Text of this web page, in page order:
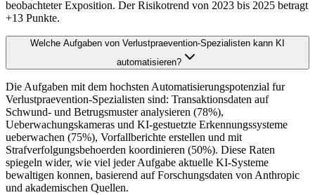
beobachteter Exposition. Der Risikotrend von 2023 bis 2025 betragt
+13 Punkte.
Welche Aufgaben von Verlustpraevention-Spezialisten kann KI
automatisieren?
Die Aufgaben mit dem hochsten Automatisierungspotenzial fur
Verlustpraevention-Spezialisten sind: Transaktionsdaten auf
Schwund- und Betrugsmuster analysieren (78%),
Ueberwachungskameras und KI-gestuetzte Erkennungssysteme
ueberwachen (75%), Vorfallberichte erstellen und mit
Strafverfolgungsbehoerden koordinieren (50%). Diese Raten
spiegeln wider, wie viel jeder Aufgabe aktuelle KI-Systeme
bewaltigen konnen, basierend auf Forschungsdaten von Anthropic
und akademischen Quellen.